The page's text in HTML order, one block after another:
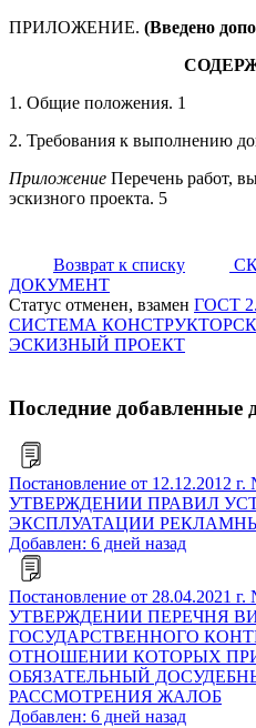
ПРИЛОЖЕНИЕ. (Введено
1. Общие положения. 1
2. Требования к выполнению
Приложение Перечень работ,
эскизного проекта. 5
Возврат к списку
ДОКУМЕНТ
Статус отменен, взамен ГОСТ
СИСТЕМА
ЭСКИЗНЫЙ ПРОЕКТ
Последние добавленные
Постановление от 12.12.2012
УТВЕРЖДЕНИИ ПРАВИЛ
ЭКСПЛУАТАЦИИ
Добавлен: 6 дней назад
Постановление от 28.04.2021
УТВЕРЖДЕНИИ ПЕРЕЧНЯ
ГОСУДАРСТВЕННОГО
ОТНОШЕНИИ КОТОРЫХ
ОБЯЗАТЕЛЬНЫЙ
РАССМОТРЕНИЯ ЖАЛОБ
Добавлен: 6 дней назад